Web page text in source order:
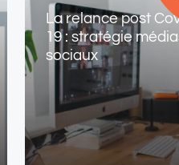
La relance post
19 : stratégie
sociaux